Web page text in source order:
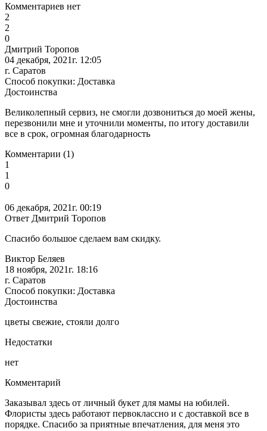
Комментариев нет
2
2
0
Дмитрий Торопов
04 декабря, 2021г. 12:05
г. Саратов
Способ покупки: Доставка
Достоинства
Великолепный сервиз, не смогли дозвониться до моей жены,
перезвонили мне и уточнили моменты, по итогу доставили
все в срок, огромная благодарность
Комментарии (1)
1
1
0
06 декабря, 2021г. 00:19
Ответ Дмитрий Торопов
Спасибо большое сделаем вам скидку.
Виктор Беляев
18 ноября, 2021г. 18:16
г. Саратов
Способ покупки: Доставка
Достоинства
цветы свежие, стояли долго
Недостатки
нет
Комментарий
Заказывал здесь от личный букет для мамы на юбилей.
Флористы здесь работают первоклассно и с доставкой все в
порядке. Спасибо за приятные впечатления, для меня это